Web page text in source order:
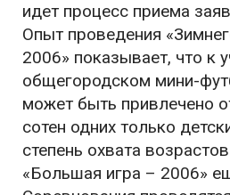
идет процесс приема
Опыт проведения
2006» показывает, что к
общегородском мини-
может быть привлечено
сотен одних только
степень охвата
«Большая игра – 2006»